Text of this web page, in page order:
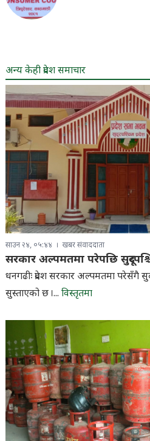
अन्य केही प्रदेश समाचार
साउन २४, ०५:४४ खबर संवाददाता
सरकार अल्पमतमा परेपछि
धनगढीः प्रदेश सरकार अल्पमतमा परेसँगै
सुस्ताएको छ ।... विस्तृतमा